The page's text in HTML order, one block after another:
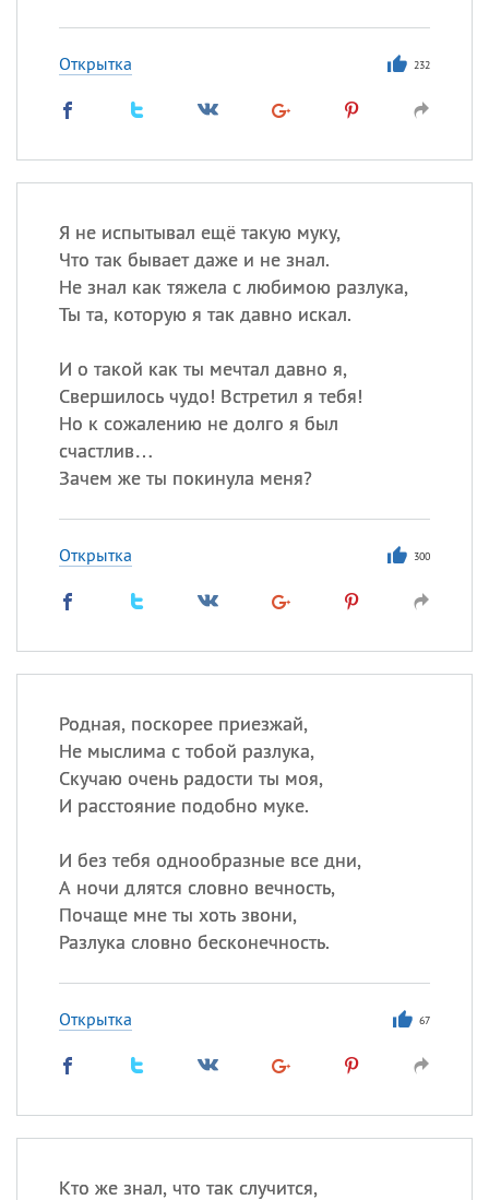
Открытка 232
Я не испытывал ещё такую муку,
Что так бывает даже и не знал.
Не знал как тяжела с любимою разлука,
Ты та, которую я так давно искал.
И о такой как ты мечтал давно я,
Свершилось чудо! Встретил я тебя!
Но к сожалению не долго я был
счастлив…
Зачем же ты покинула меня?
Открытка 300
Родная, поскорее приезжай,
Не мыслима с тобой разлука,
Скучаю очень радости ты моя,
И расстояние подобно муке.
И без тебя однообразные все дни,
А ночи длятся словно вечность,
Почаще мне ты хоть звони,
Разлука словно бесконечность.
Открытка 67
Кто же знал, что так случится,